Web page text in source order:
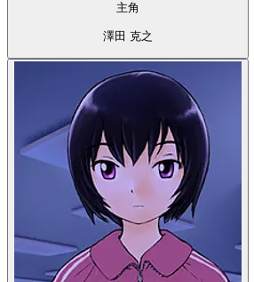
主角
澤田 克之